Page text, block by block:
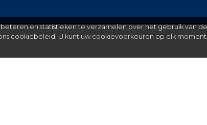
en statistieken te verzamelen over het gebruik van
cookiebeleid. U kunt uw cookievoorkeuren op elk